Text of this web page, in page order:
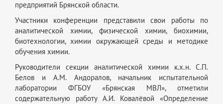
предприятий Брянской области.
Участники конференции представили свои работы по
аналитической химии, физической химии, биохимии,
биотехнологии, химии окружающей среды и методике
обучения химии.
Руководители секции аналитической химии к.х.н. С.П.
Белов и А.М. Андоралов, начальник испытательной
лаборатории ФГБОУ «Брянская МВЛ», отметили
содержательную работу А.И. Ковалёвой «Определение